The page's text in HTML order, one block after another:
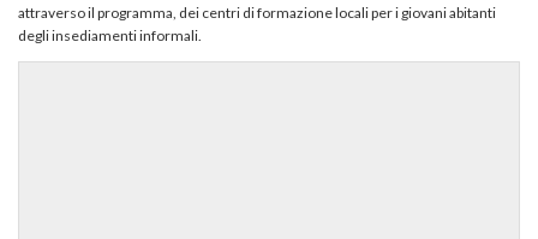
attraverso il programma, dei centri di formazione locali per i giovani abitanti
degli insediamenti informali.